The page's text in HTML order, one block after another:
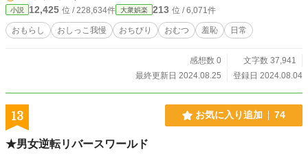
小説 12,425 位 / 228,634件 大衆娯楽 213 位 / 6,071件
おもらし おしっこ我慢 おちびり おむつ 羞恥 日常
感想数 0
文字数 37,941
最終更新日 2024.08.25
登録日 2024.08.04
13 お気に入り追加 74
★男女逆転リバースワールド